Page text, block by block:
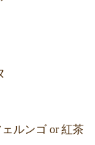
ルンゴ or 紅茶